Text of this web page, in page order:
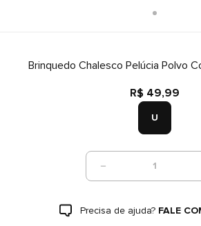
Brinquedo Chalesco Pelúcia Polvo
R$ 49,99
U
1
Precisa de ajuda? FALE